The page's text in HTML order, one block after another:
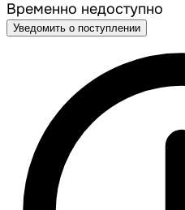
Временно недоступно
Уведомить о поступлении